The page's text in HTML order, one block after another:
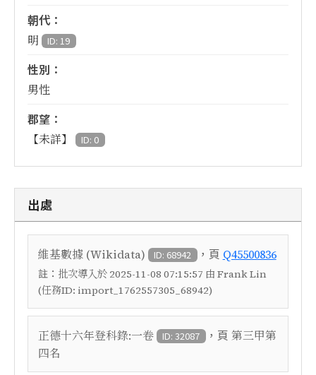
朝代：
明 ID: 19
性別：
男性
郡望：
【未詳】 ID: 0
出處
維基數據 (Wikidata) ID: 68942 ，頁 Q45500836
註： 批次導入於 2025-11-08 07:15:57 由 Frank Lin
(任務ID: import_1762557305_68942)
正德十六年登科錄:一卷 ID: 32087 ，頁 第三甲第
四名